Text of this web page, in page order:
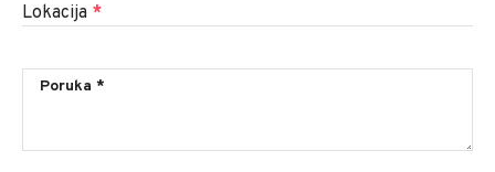
Lokacija *